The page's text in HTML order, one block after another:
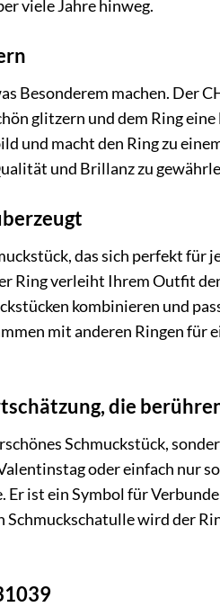
viele Jahre hinweg.
Besonderem machen. Der
glitzern und dem Ring
und macht den Ring zu
und Brillanz zu
das sich perfekt für
Ring verleiht Ihrem Outfit
kombinieren und
mit anderen Ringen
die
Schmuckstück,
oder einfach nur
ist ein Symbol für
wird der